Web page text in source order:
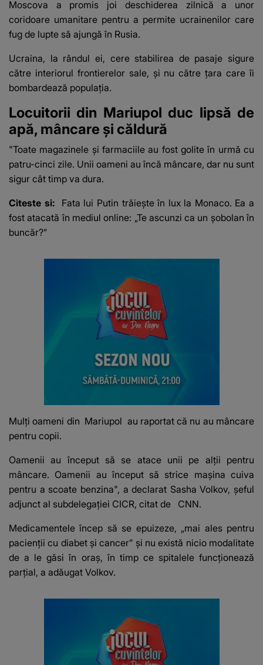
Moscova a promis joi deschiderea zilnică a unor
coridoare umanitare pentru a permite ucrainenilor care
fug de lupte să ajungă în Rusia.
Ucraina, la rândul ei, cere stabilirea de pasaje sigure
către interiorul frontierelor sale, şi nu către ţara care îi
bombardează populaţia.
Locuitorii din Mariupol duc lipsă de
apă, mâncare și căldură
"Toate magazinele și farmaciile au fost golite în urmă cu
patru-cinci zile. Unii oameni au încă mâncare, dar nu sunt
sigur cât timp va dura.
Citeste si: Fata lui Putin trăiește în lux la Monaco. Ea a
fost atacată în mediul online: „Te ascunzi ca un șobolan în
buncăr?”
Mulți oameni din Mariupol au raportat că nu au mâncare
pentru copii.
Oamenii au început să se atace unii pe alții pentru
mâncare. Oamenii au început să strice mașina cuiva
pentru a scoate benzina", a declarat Sasha Volkov, șeful
adjunct al subdelegației CICR, citat de CNN.
Medicamentele încep să se epuizeze, „mai ales pentru
pacienții cu diabet și cancer” și nu există nicio modalitate
de a le găsi în oraș, în timp ce spitalele funcționează
parțial, a adăugat Volkov.